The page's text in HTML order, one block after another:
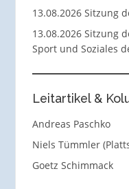
13.08.2026 Sitzung
13.08.2026 Sitzung
Sport und Soziales
Leitartikel &
Andreas Paschko
Niels Tümmler
Goetz Schimmack